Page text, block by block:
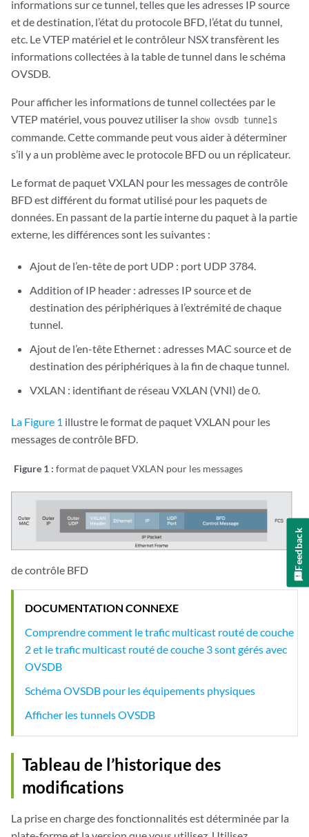
informations sur ce tunnel, telles que les adresses IP source
et de destination, l’état du protocole BFD, l’état du tunnel,
etc. Le VTEP matériel et le contrôleur NSX transfèrent les
informations collectées à la table de tunnel dans le schéma
OVSDB.
Pour afficher les informations de tunnel collectées par le
VTEP matériel, vous pouvez utiliser la show ovsdb tunnels
commande. Cette commande peut vous aider à déterminer
s’il y a un problème avec le protocole BFD ou un réplicateur.
Le format de paquet VXLAN pour les messages de contrôle
BFD est différent du format utilisé pour les paquets de
données. En passant de la partie interne du paquet à la partie
externe, les différences sont les suivantes :
Ajout de l’en-tête de port UDP : port UDP 3784.
Addition of IP header : adresses IP source et de
destination des périphériques à l’extrémité de chaque
tunnel.
Ajout de l’en-tête Ethernet : adresses MAC source et de
destination des périphériques à la fin de chaque tunnel.
VXLAN : identifiant de réseau VXLAN (VNI) de 0.
La Figure 1 illustre le format de paquet VXLAN pour les
messages de contrôle BFD.
Figure 1 : format de paquet VXLAN pour les messages
de contrôle BFD
DOCUMENTATION CONNEXE
Comprendre comment le trafic multicast routé de couche
2 et le trafic multicast routé de couche 3 sont gérés avec
OVSDB
Schéma OVSDB pour les équipements physiques
Afficher les tunnels OVSDB
Tableau de l’historique des
modifications
La prise en charge des fonctionnalités est déterminée par la
Feedback